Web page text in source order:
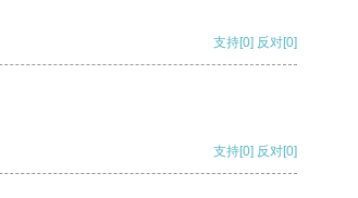
支持[0] 反对[0]
支持[0] 反对[0]